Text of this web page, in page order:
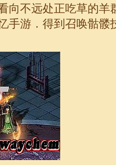
向不远处正吃草的羊
手游．得到召唤骷髅